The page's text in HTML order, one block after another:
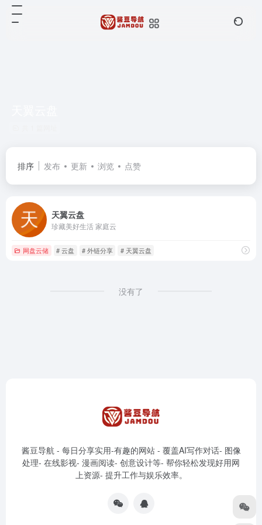
排序 发布 更新 浏览 点赞
天翼云盘
珍藏美好生活 家庭云
网盘云储 # 云盘 # 外链分享 # 天翼云盘
没有了
酱豆导航 - 每日分享实用-有趣的网站 - 覆盖AI写作对话- 图像
处理- 在线影视- 漫画阅读- 创意设计等- 帮你轻松发现好用网
上资源- 提升工作与娱乐效率。